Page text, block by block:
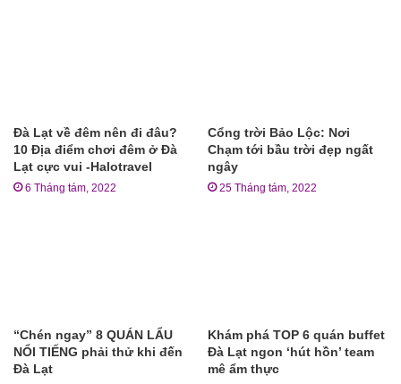
Đà Lạt về đêm nên đi đâu?
10 Địa điểm chơi đêm ở Đà
Lạt cực vui -Halotravel
6 Tháng tám, 2022
Cổng trời Bảo Lộc: Nơi
Chạm tới bầu trời đẹp ngất
ngây
25 Tháng tám, 2022
“Chén ngay” 8 QUÁN LẨU
NỔI TIẾNG phải thử khi đến
Đà Lạt
Khám phá TOP 6 quán buffet
Đà Lạt ngon ‘hút hồn’ team
mê ẩm thực